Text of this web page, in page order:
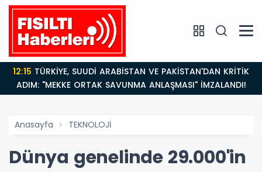
12:15
ADIM: "MEKKE ORTAK SAVUNMA ANLAŞMASI" İMZALANDI!
Anasayfa TEKNOLOJİ
Dünya genelinde 29.000'in